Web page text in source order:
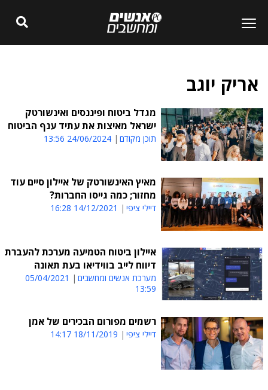
אריק יוגב
מגדל ביטוח ופיננסים ואינשורטק
ישראל מאיצות את עתיד ענף הביטוח
תוכן מקודם 24/06/2024 13:56
מאיץ האינשורטק של איילון סיים עוד
מחזור; כמה גייסו החברות?
דיילי ציפי 14/12/2021 16:28
איילון ביטוח הטמיעה מערכת להעברת
דיווח לייב בווידיאו בעת תאונה
מערכת אנשים ומחשבים
05/04/2021
13:59
רשמים מפורום הבכירים של אמן
דיילי ציפי 18/11/2019 14:17